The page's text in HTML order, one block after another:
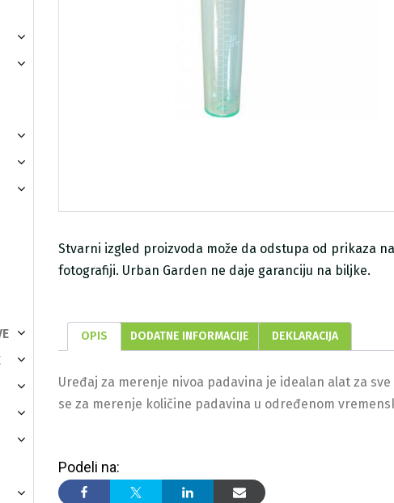
Stvarni izgled proizvoda može da odstupa od prikaza na
fotografiji. Urban Garden ne daje garanciju na biljke.
OPIS DODATNE INFORMACIJE DEKLARACIJA
Uređaj za merenje nivoa padavina je idealan alat za
se za merenje količine padavina u određenom
Podeli na: